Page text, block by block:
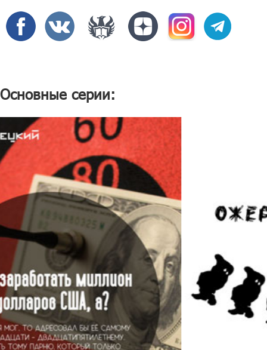
Основные серии: